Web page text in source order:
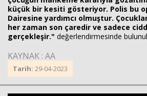
küçük bir kesiti gösteriyor. Polis bu
Dairesine yardımcı olmuştur.
her zaman son çaredir ve sadece
gerçekleşir." değerlendirmesinde
KAYNAK : AA
Tarih: 29-04-2023